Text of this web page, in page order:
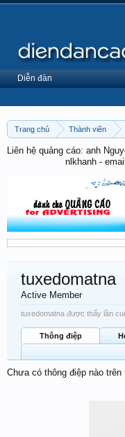
Trang chủ Thành viên
Liên hệ quảng cáo: anh
nlkhanh -
tuxedomatna
Active Member
tuxedomatna được thấy lần
Thông điệp
Chưa có thông điệp nào trên
Diễn đàn